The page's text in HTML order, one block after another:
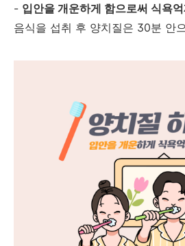
- 입안을 개운하게 함으로써 식욕
음식을 섭취 후 양치질은 30분 안